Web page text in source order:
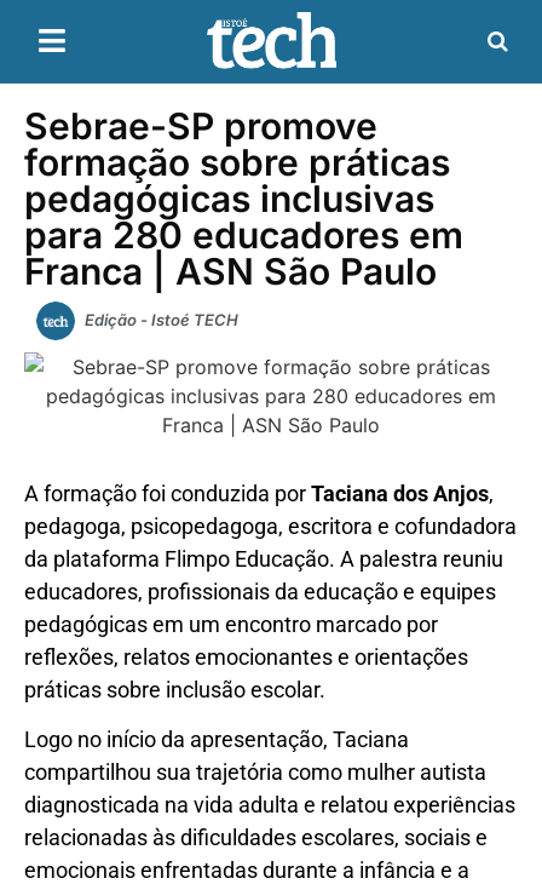
Sebrae-SP promove
formação sobre práticas
pedagógicas inclusivas
para 280 educadores em
Franca | ASN São Paulo
Edição - Istoé TECH
A formação foi conduzida porTaciana dos Anjos,
pedagoga, psicopedagoga, escritora e cofundadora
da plataforma Flimpo Educação. A palestra reuniu
educadores, profissionais da educação e equipes
pedagógicas em um encontro marcado por
reflexões, relatos emocionantes e orientações
práticas sobre inclusão escolar.
Logo no início da apresentação, Taciana
compartilhou sua trajetória como mulher autista
diagnosticada na vida adulta e relatou experiências
relacionadas às dificuldades escolares, sociais e
emocionais enfrentadas durante a infância e a